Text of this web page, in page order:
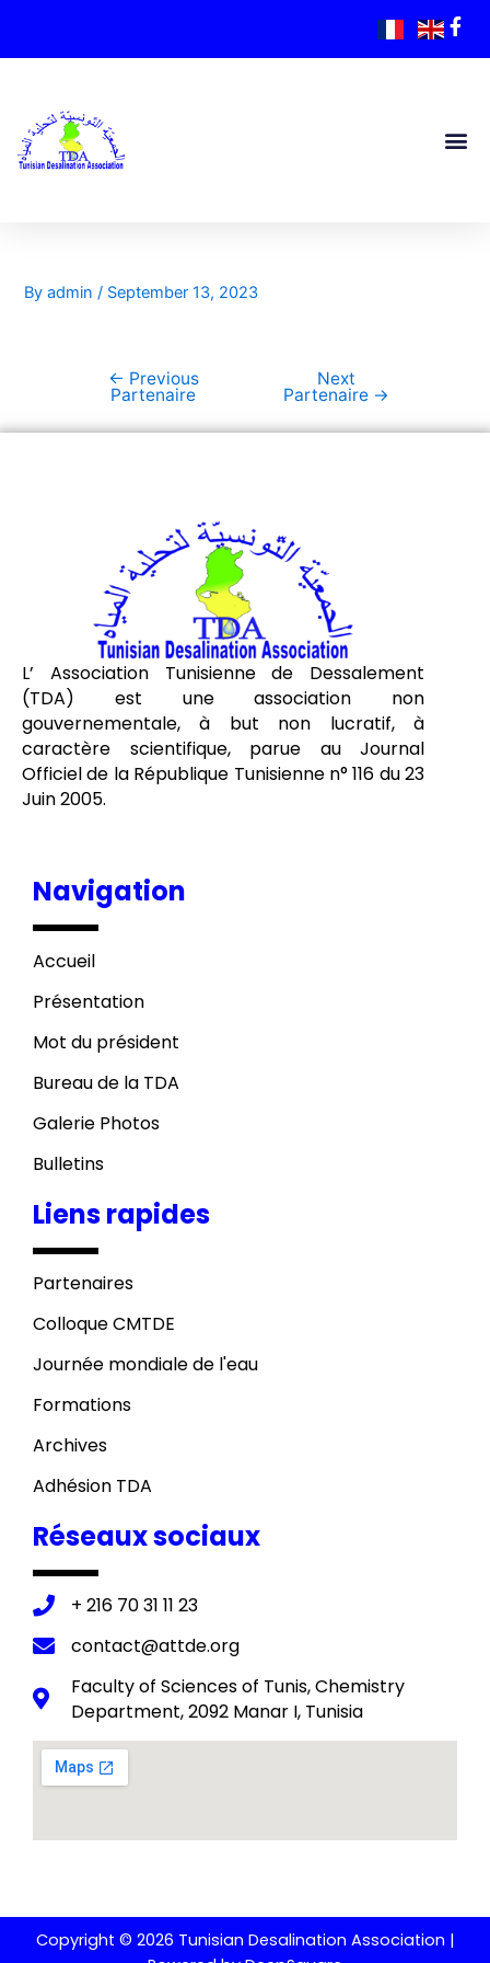
Byadmin/ September 13, 2023
← Previous
Partenaire
Next
Partenaire →
L’ Association Tunisienne de Dessalement
(TDA) est une association non
gouvernementale, à but non lucratif, à
caractère scientifique, parue au Journal
Officiel de la République Tunisienne n° 116 du 23
Juin 2005.
Navigation
Accueil
Présentation
Mot du président
Bureau de la TDA
Galerie Photos
Bulletins
Liens rapides
Partenaires
Colloque CMTDE
Journée mondiale de l'eau
Formations
Archives
Adhésion TDA
Réseaux sociaux
+ 216 70 31 11 23
contact@attde.org
Faculty of Sciences of Tunis, Chemistry
Department, 2092 Manar I, Tunisia
Copyright © 2026 Tunisian Desalination Association |